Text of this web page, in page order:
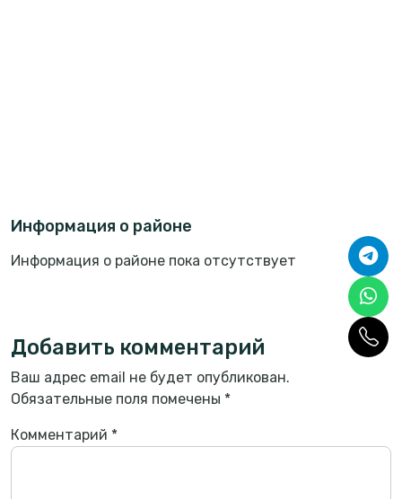
Информация о районе
Информация о районе пока отсутствует
Добавить комментарий
Ваш адрес email не будет опубликован.
Обязательные поля помечены *
Комментарий *